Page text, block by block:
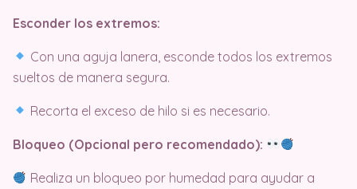
Esconder los extremos:
Con una aguja lanera, esconde todos los extremos
sueltos de manera segura.
Recorta el exceso de hilo si es necesario.
Bloqueo (Opcional pero recomendado):
Realiza un bloqueo por humedad para ayudar a